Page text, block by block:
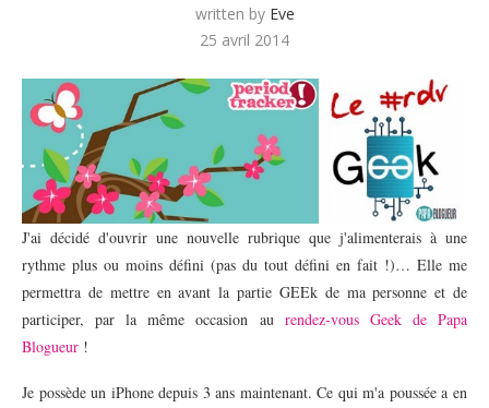
written by Eve
25 avril 2014
J'ai décidé d'ouvrir une nouvelle rubrique que j'alimenterais à une
rythme plus ou moins défini (pas du tout défini en fait !)… Elle me
permettra de mettre en avant la partie GEEk de ma personne et de
participer, par la même occasion au rendez-vous Geek de Papa
Blogueur !
Je possède un iPhone depuis 3 ans maintenant. Ce qui m'a poussée a en